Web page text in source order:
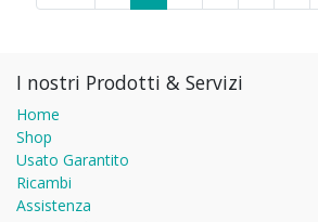
I nostri Prodotti & Servizi
Home
Shop
Usato Garantito
Ricambi
Assistenza